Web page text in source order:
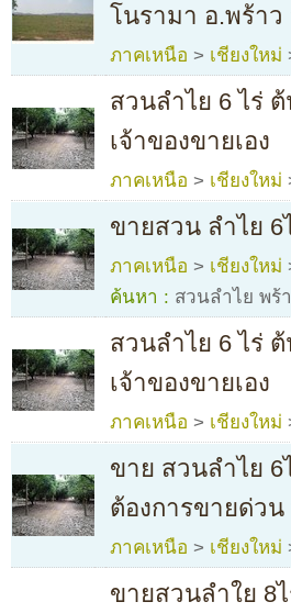
โนรามา อ.พร้าว
ภาคเหนือ > เชียงใหม่
สวนลำไย 6 ไร่
เจ้าของขายเอง
ภาคเหนือ > เชียงใหม่
ขายสวน ลำไย 6
ภาคเหนือ > เชียงใหม่
ค้นหา : สวนลำไย พร้
สวนลำไย 6 ไร่
เจ้าของขายเอง
ภาคเหนือ > เชียงใหม่
ขาย สวนลำไย
ต้องการขายด่วน
ภาคเหนือ > เชียงใหม่
ขายสวนลำใย 8